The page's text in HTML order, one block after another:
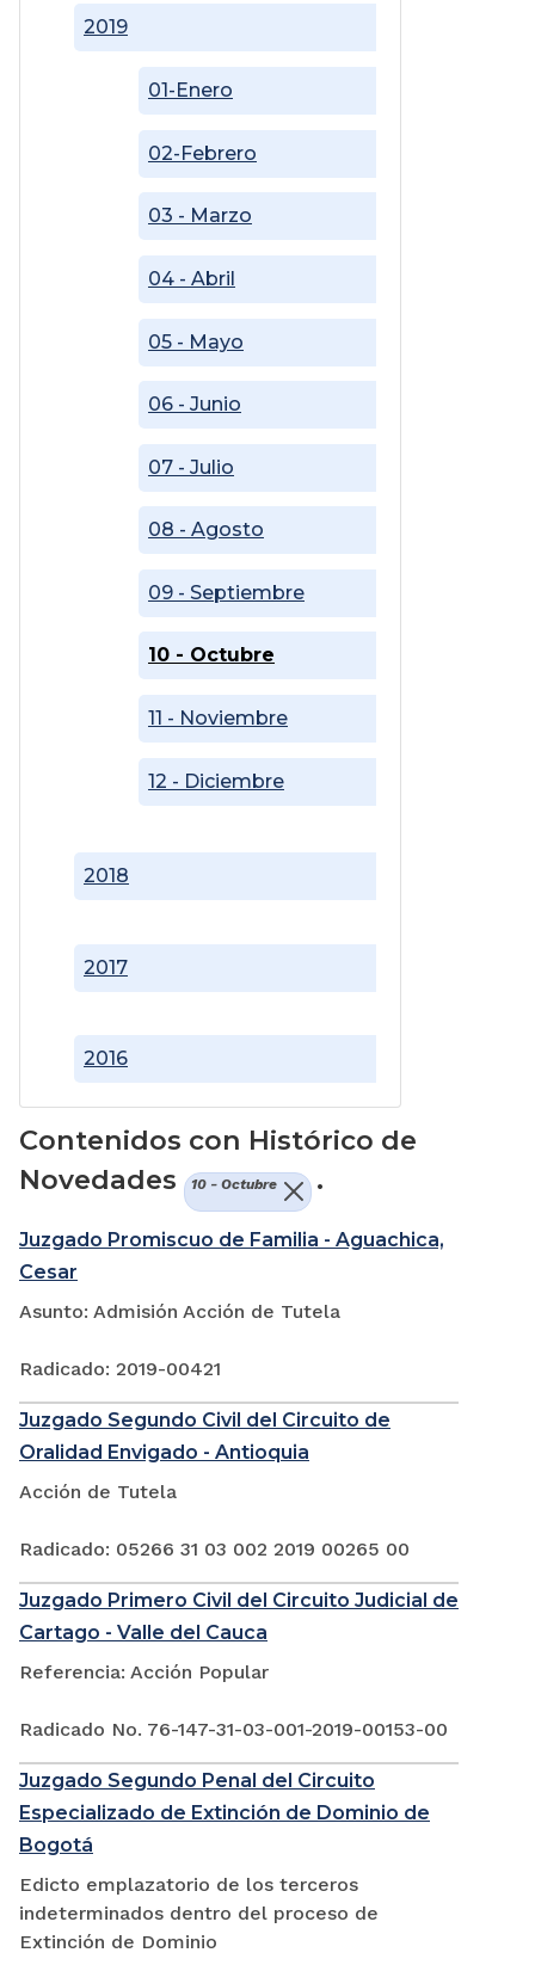
2016
2017
2018
2019
01-Enero
02-Febrero
03 - Marzo
04 - Abril
05 - Mayo
06 - Junio
07 - Julio
08 - Agosto
09 - Septiembre
10 - Octubre
11 - Noviembre
12 - Diciembre
Contenidos con Histórico de
Novedades
10 - Octubre .
Juzgado Promiscuo de Familia - Aguachica,
Cesar
Asunto: Admisión Acción de Tutela
Radicado: 2019-00421
Juzgado Segundo Civil del Circuito de
Oralidad Envigado - Antioquia
Acción de Tutela
Radicado: 05266 31 03 002 2019 00265 00
Juzgado Primero Civil del Circuito Judicial de
Cartago - Valle del Cauca
Referencia: Acción Popular
Radicado No. 76-147-31-03-001-2019-00153-00
Juzgado Segundo Penal del Circuito
Especializado de Extinción de Dominio de
Bogotá
Edicto emplazatorio de los terceros
indeterminados dentro del proceso de
Extinción de Dominio